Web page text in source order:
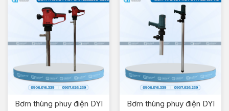
Bơm thùng phuy điện DYI Bơm thùng phuy điện DYI